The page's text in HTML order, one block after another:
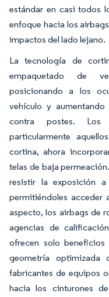
estándar en casi todos
enfoque hacia los
impactos del lado lejano.
La tecnología de
empaquetado de
posicionando a los
vehículo y
contra postes. Los
particularmente
cortina, ahora
telas de baja
resistir la exposición
permitiéndoles acceder
aspecto, los airbags de
agencias de
ofrecen solo
geometría optimizada
fabricantes de equipos
hacia los cinturones